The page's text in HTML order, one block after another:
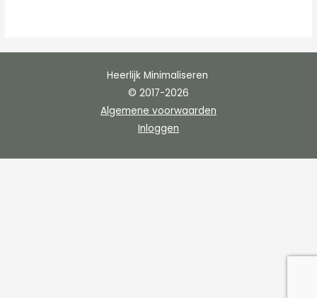
Heerlijk Minimaliseren
© 2017-2026
Algemene voorwaarden
Inloggen